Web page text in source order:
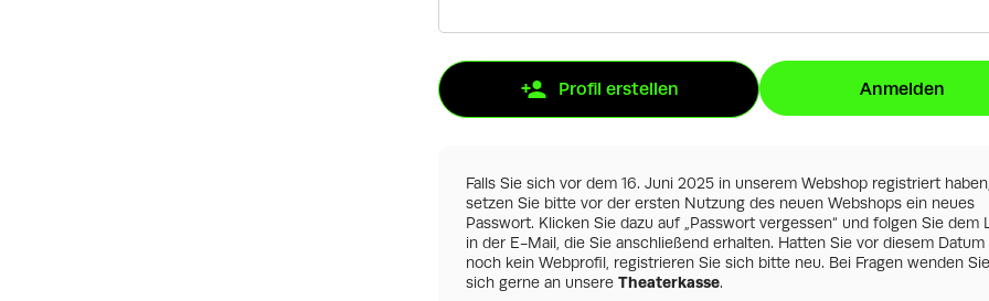
Profil erstellen Anmelden
Falls Sie sich vor dem 16. Juni 2025 in unserem Webshop registriert haben,
setzen Sie bitte vor der ersten Nutzung des neuen Webshops ein neues
Passwort. Klicken Sie dazu auf „Passwort vergessen“ und folgen Sie dem
in der E-Mail, die Sie anschließend erhalten. Hatten Sie vor diesem Datum
noch kein Webprofil, registrieren Sie sich bitte neu. Bei Fragen wenden Sie
sich gerne an unsere Theaterkasse.